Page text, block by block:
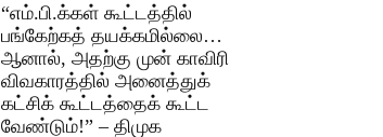
“எம்.பி.க்கள் கூட்டத்தில்
பங்கேற்கத் தயக்கமில்லை…
ஆனால், அதற்கு முன் காவிரி
விவகாரத்தில் அனைத்துக்
கட்சிக் கூட்டத்தைக் கூட்ட
வேண்டும்!” – திமுக